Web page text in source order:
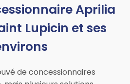
Aprilia
Lupicin et ses
de concessionnaires